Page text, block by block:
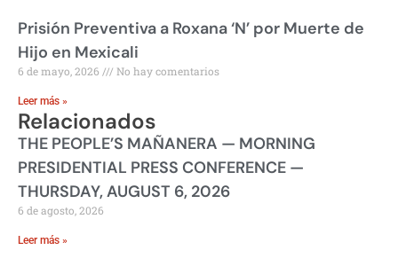
Prisión Preventiva a Roxana ‘N’ por Muerte de
Hijo en Mexicali
6 de mayo, 2026 No hay comentarios
Leer más »
Relacionados
THE PEOPLE’S MAÑANERA — MORNING
PRESIDENTIAL PRESS CONFERENCE —
THURSDAY, AUGUST 6, 2026
6 de agosto, 2026
Leer más »